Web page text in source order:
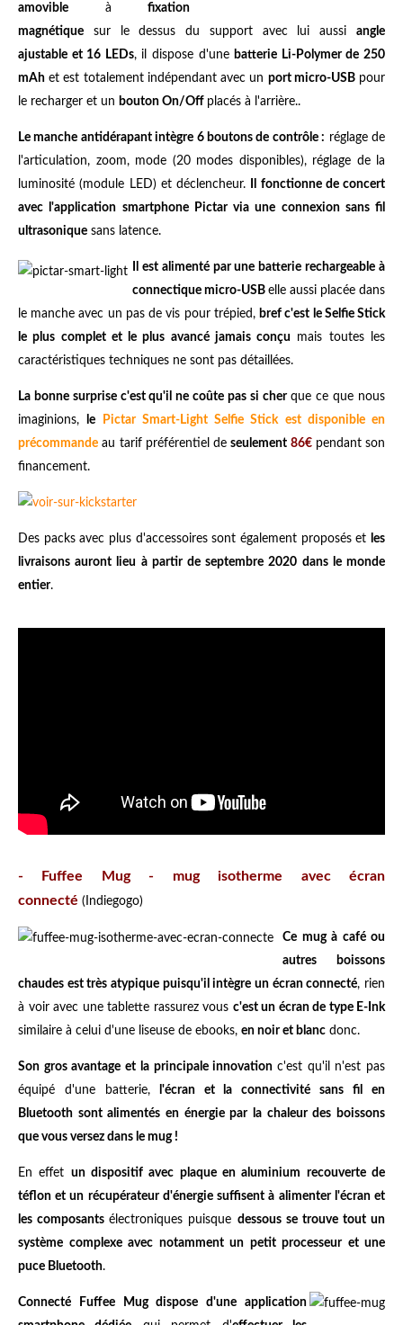
amovible à fixation
magnétique sur le dessus du support avec lui aussi angle
ajustable et 16 LEDs, il dispose d'une batterie Li-Polymer de 250
mAh et est totalement indépendant avec un port micro-USBpour
le recharger et un bouton On/Off placés à l'arrière..
Le manche antidérapant intègre 6 boutons de contrôle : réglage de
l'articulation, zoom, mode (20 modes disponibles), réglage de la
luminosité (module LED) et déclencheur.
Il fonctionne de concert
avec l'application smartphone Pictar via une connexion sans fil
ultrasonique sans latence.
Il est alimenté par une batterie rechargeable à
connectique micro-USB elle aussi placée dans
le manche avec un pas de vis pour trépied, bref c'est le Selfie Stick
le plus complet et le plus avancé jamais conçu mais toutes les
caractéristiques techniques ne sont pas détaillées.
La bonne surprise c'est qu'il ne coûte pas si cherque ce que nous
imaginions,
le
Pictar Smart-Light Selfie Stick est disponible en
précommande au tarif préférentiel deseulement 86€pendant son
financement.
Des packs avec plus d'accessoires sont également proposés et les
livraisons auront lieu à partir de septembre 2020 dans le monde
entier.
- Fuffee Mug - mug isotherme avec écran
connecté (Indiegogo)
Ce mug à café ou
autres boissons
chaudes est très atypique puisqu'il intègre un écran connecté, rien
à voir avec une tablette rassurez vous c'est un écran de type E-Ink
similaire à celui d'une liseuse de ebooks, en noir et blanc donc.
Son gros avantage et la principale innovation c'est qu'il n'est pas
équipé d'une batterie,l'écran et la connectivité sans fil en
Bluetooth sont alimentés en énergie par la chaleur des boissons
que vous versez dans le mug !
En effet un dispositif avec plaque en aluminium recouverte de
téflon et un récupérateur d'énergie suffisent à alimenter l'écran et
les composantsélectroniques puisque dessous se trouve tout un
système complexe avec notamment un petit processeur et une
puce Bluetooth.
Connecté Fuffee Mug dispose d'une application